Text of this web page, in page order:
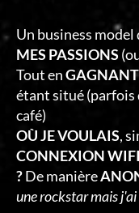
Un business
MES PASSIONS
Tout enGAGNANT
étant situé (parfois
café)
OÙ JE VOULAIS,
CONNEXION WIFI
?De manière
une rockstar mais